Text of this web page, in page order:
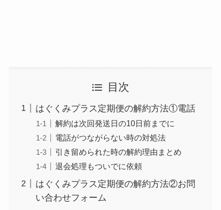
目次
はぐくみプラス定期便の解約方法①電話
解約は次回発送日の10日前までに
電話がつながらない時の対処法
引き留められた時の解約理由まとめ
退会処理もついでに依頼
はぐくみプラス定期便の解約方法②お問
い合わせフォーム